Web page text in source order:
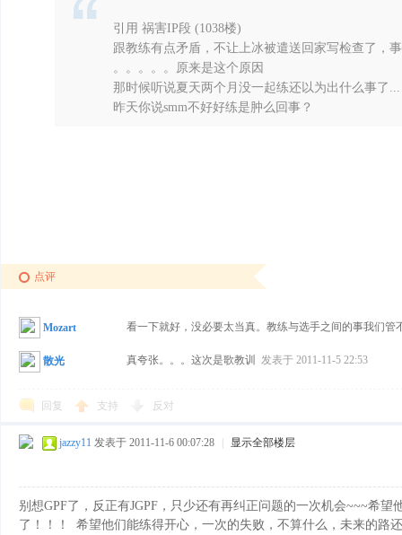
引用 祸害IP段 (1038楼)
跟教练有点矛盾，不让上冰被遣送回家写检查了，
。。。。。原来是这个原因
那时候听说夏天两个月没一起练还以为出什么事了...
昨天你说smm不好好练是肿么回事？
点评
Mozart 看一下就好，没必要太当真。教练与选手之间的事我们
散光 真夸张。。。这次是歌教训 发表于 2011-11-5 22:53
回复 支持 反对
jazzy11 发表于 2011-11-6 00:07:28 显示全部楼层
别想GPF了，反正有JGPF，只少还有再纠正问题的一次机会~~~希
了！！！ 希望他们能练得开心，一次的失败，不算什么，未来的路